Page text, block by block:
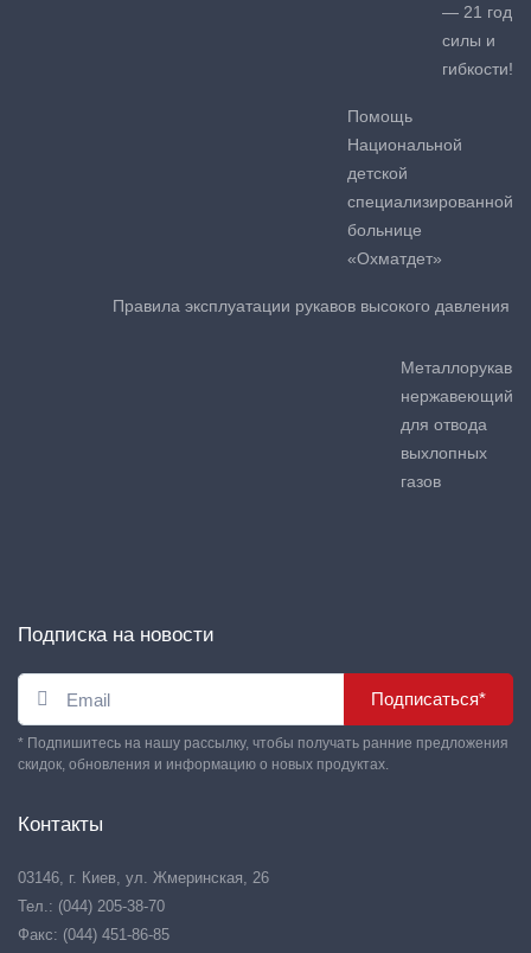
— 21 год
силы и
гибкости!
Помощь
Национальной
детской
специализированной
больнице
«Охматдет»
Правила эксплуатации рукавов высокого давления
Металлорукав
нержавеющий
для отвода
выхлопных
газов
Подписка на новости
Подписаться*
* Подпишитесь на нашу рассылку, чтобы получать ранние предложения
скидок, обновления и информацию о новых продуктах.
Контакты
03146, г. Киев, ул. Жмеринская, 26
Тел.: (044) 205-38-70
Факс: (044) 451-86-85